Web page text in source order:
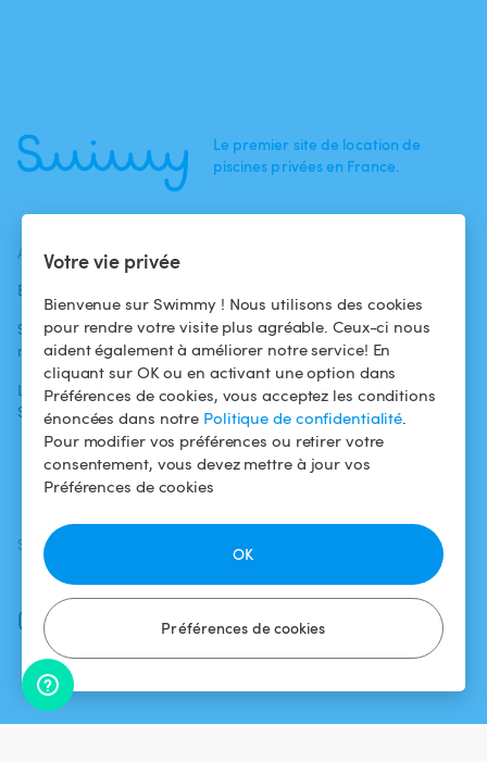
Votre vie privée
Bienvenue sur Swimmy ! Nous utilisons des cookies
pour rendre votre visite plus agréable. Ceux-ci nous
aident également à améliorer notre service! En
cliquant sur OK ou en activant une option dans
Préférences de cookies, vous acceptez les conditions
énoncées dans notre Politique de confidentialité.
Pour modifier vos préférences ou retirer votre
consentement, vous devez mettre à jour vos
Préférences de cookies
Préférences de cookies
OK
Le premier site de location de
piscines privées en France.
ACTUALITÉS
Blog
Swimmy dans les
médias
L'aventure
Swimmy
baigneurs
Pour les
propriétaires
Louer ma piscine
Comment ça
marche ?
Conditions
d'utilisation
Politique de
confidentialité
Mentions légales
SUIVEZ-NOUS
Facebook
Instagram